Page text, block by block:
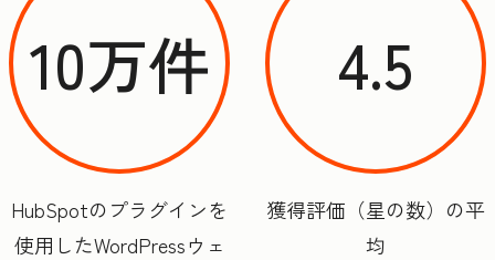
10万件
HubSpotのプラグインを
使用したWordPressウェ
4.5
獲得評価（星の数）の平
均